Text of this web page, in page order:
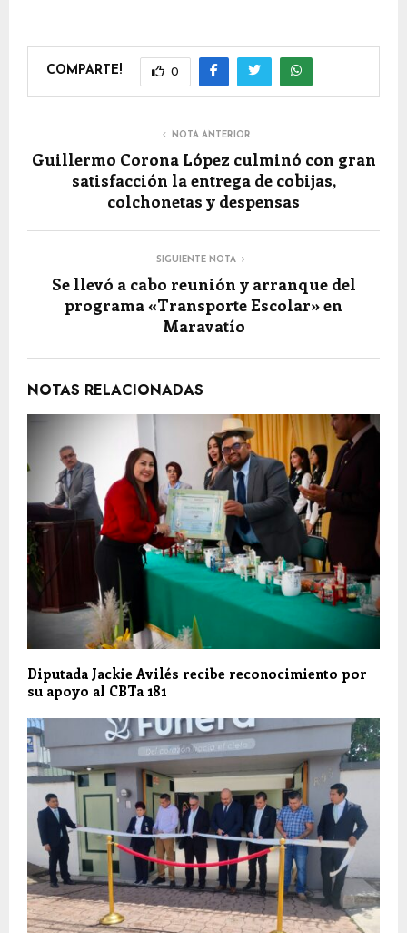
COMPARTE! 0
NOTA ANTERIOR
Guillermo Corona López culminó con gran
satisfacción la entrega de cobijas,
colchonetas y despensas
SIGUIENTE NOTA
Se llevó a cabo reunión y arranque del
programa «Transporte Escolar» en
Maravatío
NOTAS RELACIONADAS
Diputada Jackie Avilés recibe reconocimiento por
su apoyo al CBTa 181